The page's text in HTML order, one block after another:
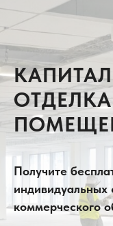
Получите
индивидуальных
коммерческого